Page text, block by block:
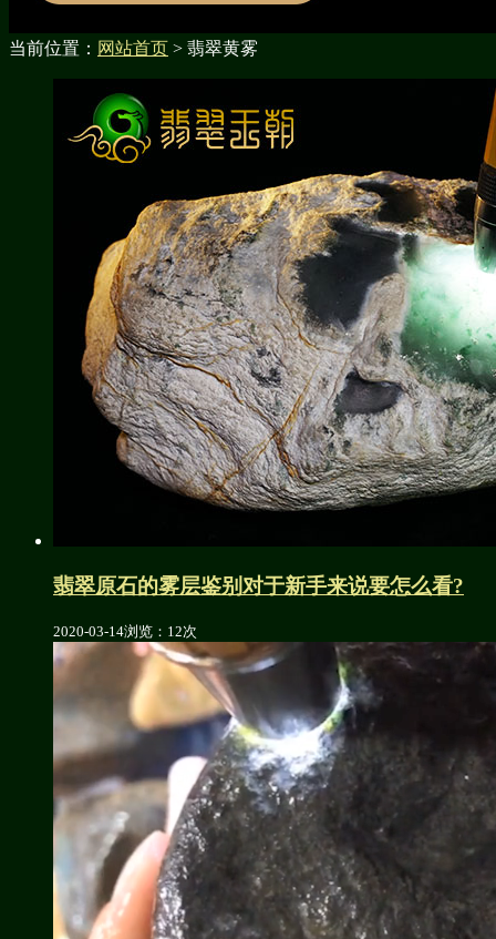
当前位置： 网站首页 > 翡翠黄雾
翡翠原石的雾层鉴别对于新手来说要怎么看?
2020-03-14浏览：12次